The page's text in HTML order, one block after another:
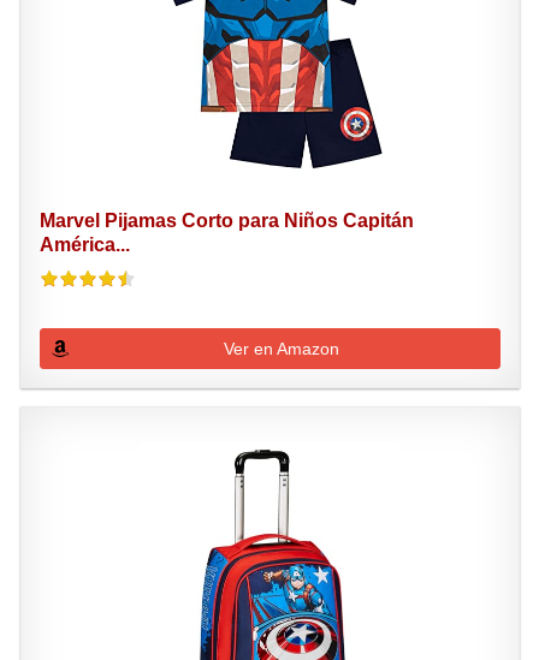
Marvel Pijamas Corto para Niños Capitán
América...
Ver en Amazon